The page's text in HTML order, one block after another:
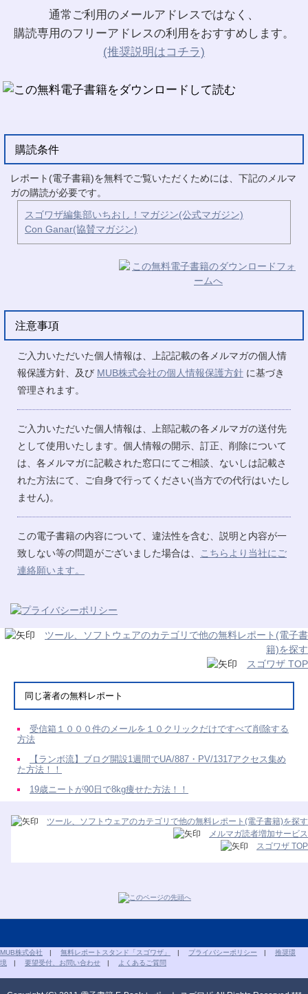
通常ご利用のメールアドレスではなく、
購読専用のフリーアドレスの利用をおすすめします。
(推奨説明はコチラ)
購読条件
レポート(電子書籍)を無料でご覧いただくためには、下記のメルマ
ガの購読が必要です。
スゴワザ編集部いちおし！マガジン(公式マガジン)
Con Ganar(協賛マガジン)
注意事項
ご入力いただいた個人情報は、上記記載の各メルマガの個人情
報保護方針、及び MUB株式会社の個人情報保護方針 に基づき
管理されます。
ご入力いただいた個人情報は、上部記載の各メルマガの送付先
として使用いたします。個人情報の開示、訂正、削除について
は、各メルマガに記載された窓口にてご相談、ないしは記載さ
れた方法にて、ご自身で行ってください(当方での代行はいたし
ません)。
この電子書籍の内容について、違法性を含む、説明と内容が一
致しない等の問題がございました場合は、
こちらより当社にご
連絡願います。
ツール、ソフトウェアのカテゴリで他の無料レポート(電子書
籍)を探す
スゴワザ TOP
同じ著者の無料レポート
受信箱１０００件のメールを１０クリックだけですべて削除する
方法
【ランボ流】ブログ開設1週間でUA/887・PV/1317アクセス集め
た方法！！
19歳ニートが90日で8kg痩せた方法！！
ツール、ソフトウェアのカテゴリで他の無料レポート(電子書籍)を探す
メルマガ読者増加サービス
スゴワザ TOP
MUB株式会社 | 無料レポートスタンド「スゴワザ」 | プライバシーポリシー | 推奨環
境 | 要望受付、お問い合わせ | よくあるご質問